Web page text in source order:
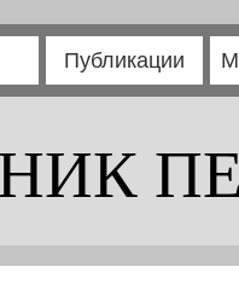
Публикации